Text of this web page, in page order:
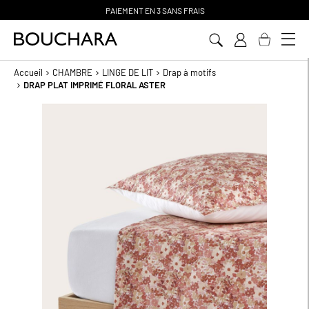
PAIEMENT EN 3 SANS FRAIS
Accueil CHAMBRE LINGE DE LIT
Drap à motifs
DRAP PLAT IMPRIMÉ FLORAL ASTER